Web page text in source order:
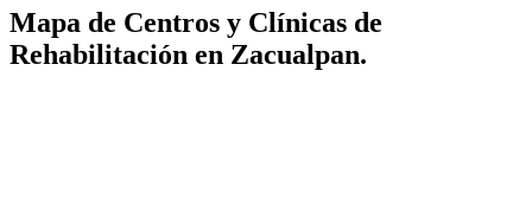
Mapa de Centros y Clínicas de
Rehabilitación en Zacualpan.